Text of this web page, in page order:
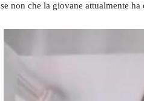
se non che la giovane attualmente